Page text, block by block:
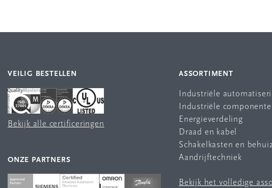
VEILIG BESTELLEN
Bekijk alle certificeringen
ONZE PARTNERS
ASSORTIMENT
Industriële
Industriële
Energieverdeling
Draad en kabel
Schakelkasten en
Aandrijftechniek
Bekijk het volledige